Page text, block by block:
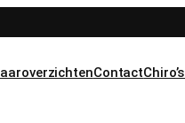
Contact